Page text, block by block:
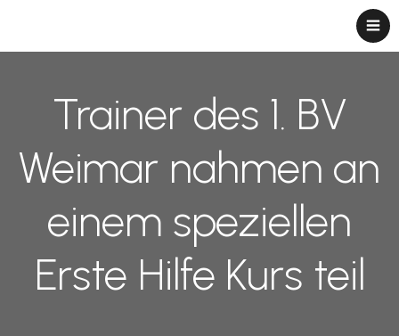
Trainer des 1. BV
Weimar nahmen an
einem speziellen
Erste Hilfe Kurs teil